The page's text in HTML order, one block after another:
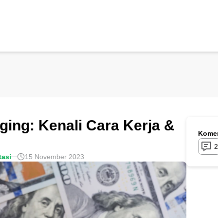
Kenali Cara Kerja &
15 November 2023
2